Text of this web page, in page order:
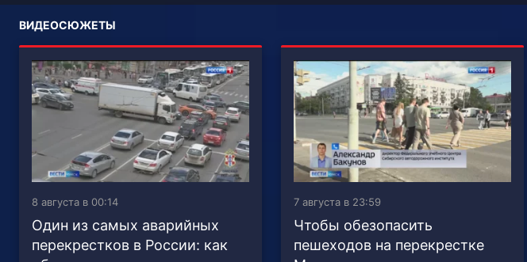
ВИДЕОСЮЖЕТЫ
8 августа в 00:14
Один из самых аварийных
перекрестков в России: как
7 августа в 23:59
Чтобы обезопасить
пешеходов на перекрестке